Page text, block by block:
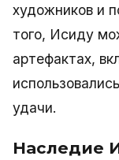
художников и
того, Исиду
артефактах,
удачи.
Наследие